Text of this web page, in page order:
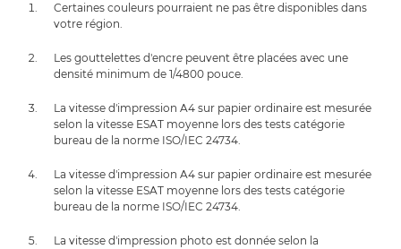
Certaines couleurs pourraient ne pas être disponibles dans
votre région.
Les gouttelettes d'encre peuvent être placées avec une
densité minimum de 1/4800 pouce.
La vitesse d'impression A4 sur papier ordinaire est mesurée
selon la vitesse ESAT moyenne lors des tests catégorie
bureau de la norme ISO/IEC 24734.
La vitesse d'impression A4 sur papier ordinaire est mesurée
selon la vitesse ESAT moyenne lors des tests catégorie
bureau de la norme ISO/IEC 24734.
La vitesse d'impression photo est donnée selon la